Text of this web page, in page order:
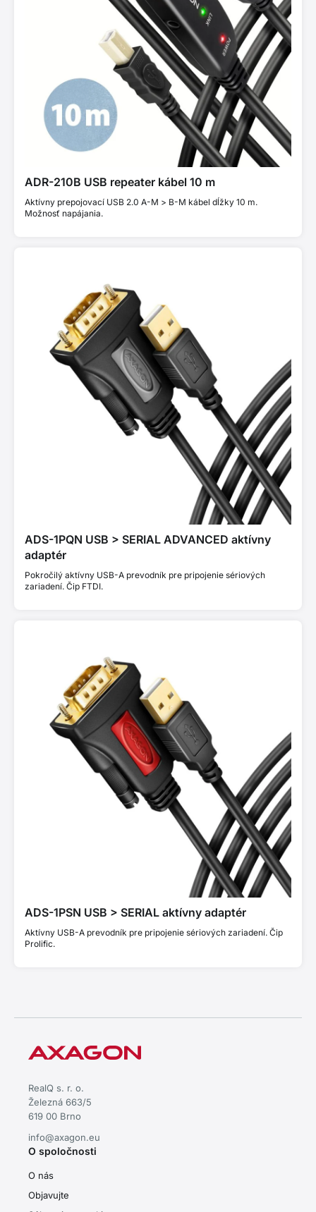
ADR-210B USB repeater kábel 10 m
Aktívny prepojovací USB 2.0 A-M > B-M kábel dĺžky 10 m.
Možnosť napájania.
ADS-1PQN USB > SERIAL ADVANCED aktívny
adaptér
Pokročilý aktívny USB-A prevodník pre pripojenie sériových
zariadení. Čip FTDI.
ADS-1PSN USB > SERIAL aktívny adaptér
Aktívny USB-A prevodník pre pripojenie sériových zariadení. Čip
Prolific.
RealQ s. r. o.
Železná 663/5
619 00 Brno
info@axagon.eu
O spoločnosti
O nás
Objavujte